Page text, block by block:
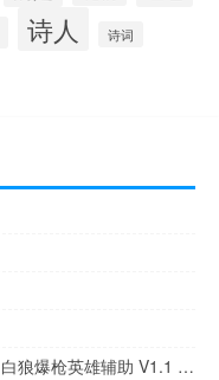
诗人 诗词
白狼爆枪英雄辅助 V1.1 官方最新版（白狼爆枪英雄辅助 V1.1 官方最新版功能简介）